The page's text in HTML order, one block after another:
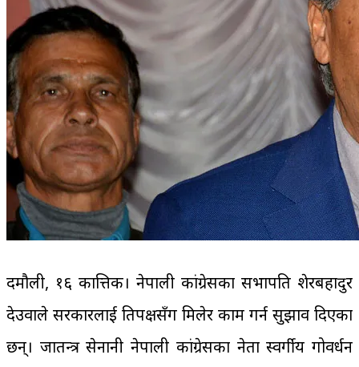
दमौली, १६ कात्तिक। नेपाली कांग्रेसका सभापति शेरबहादुर
देउवाले सरकारलाई प्रतिपक्षसँग मिलेर काम गर्न सुझाव दिएका
छन्। प्रजातन्त्र सेनानी नेपाली कांग्रेसका नेता स्वर्गीय गोवर्धन